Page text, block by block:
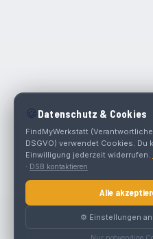
🍪 Datenschutz & Cookies
FindMyWerkstatt
DSGVO) verwendet Cookies. Du
Einwilligung jederzeit widerrufen.
· DSB kontaktieren
Alle
⚙️ Einstellungen